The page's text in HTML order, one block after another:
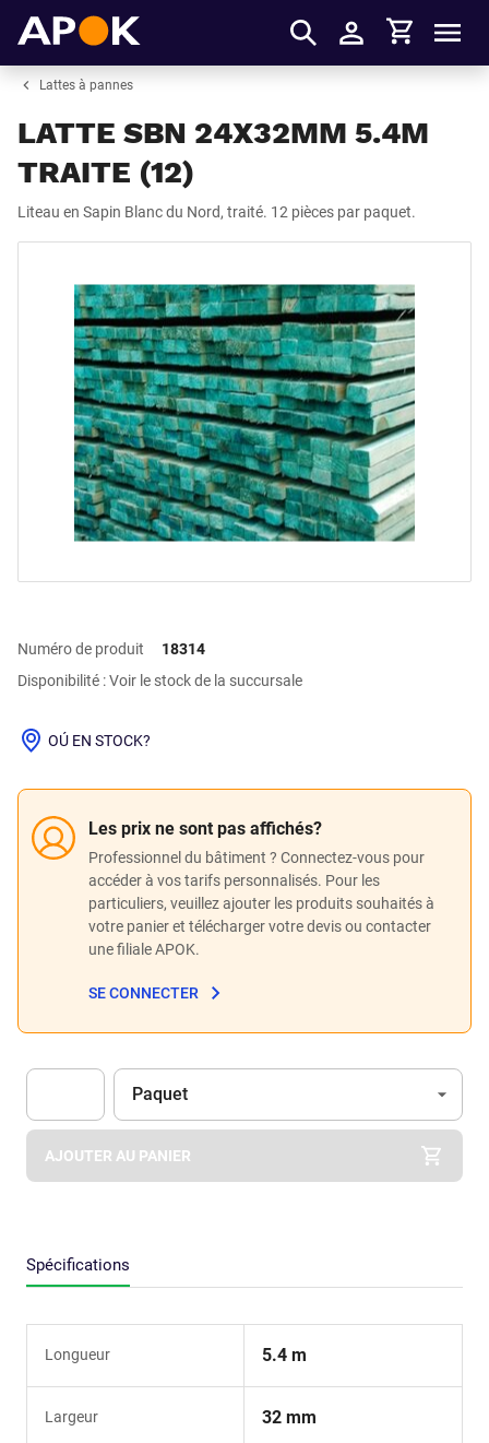
S'identifier
Panier
Lattes à pannes
LATTE SBN 24X32MM 5.4M
TRAITE (12)
Liteau en Sapin Blanc du Nord, traité. 12 pièces par paquet.
Numéro de produit
18314
Disponibilité : Voir le stock de la succursale
Les prix ne sont pas affichés?
Professionnel du bâtiment ? Connectez-vous pour
accéder à vos tarifs personnalisés. Pour les
particuliers, veuillez ajouter les produits souhaités à
votre panier et télécharger votre devis ou contacter
une filiale APOK.
SE CONNECTER
OÚ EN STOCK?
Apok.Product.Detail.AddToCart.Quantity (Optionnel)
Unité
Paquet
AJOUTER AU PANIER
Spécifications
Longueur 5.4 m
Largeur 32 mm